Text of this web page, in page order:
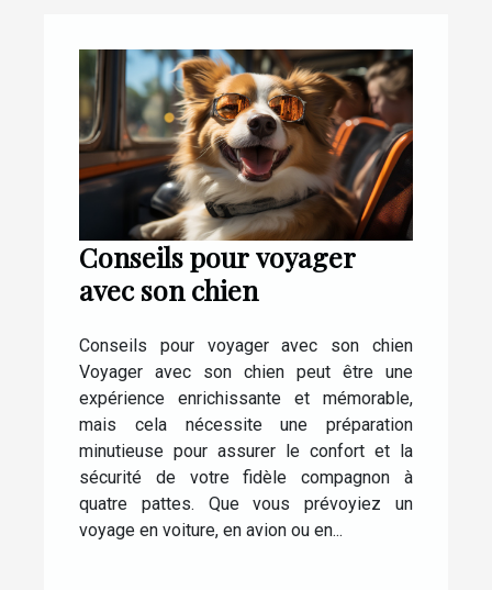
Conseils pour voyager
avec son chien
Conseils pour voyager avec son chien
Voyager avec son chien peut être une
expérience enrichissante et mémorable,
mais cela nécessite une préparation
minutieuse pour assurer le confort et la
sécurité de votre fidèle compagnon à
quatre pattes. Que vous prévoyiez un
voyage en voiture, en avion ou en...